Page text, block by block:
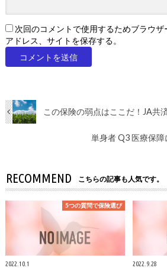
次回のコメントで使用するためブラウ
アドレス、サイトを保存する。
この保険の弱点はここだ！JA共
単身者 Q3 医療保
RECOMMEND こちらの記事も人気です。
5つの質問で保険選び
2022.10.1 2022.9.28